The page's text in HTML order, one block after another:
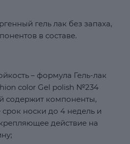
гель лак без запаха,
в составе.
– формула Гель-лак
color Gel polish №234
содержит компоненты,
носки до 4 недель и
действие на